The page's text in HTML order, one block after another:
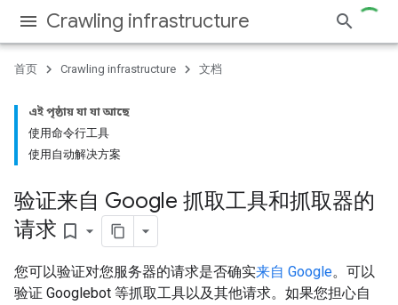
Crawling infrastructure
首页 Crawling infrastructure 文档
এই পৃষ্ঠায় যা যা আছে
使用命令行工具
使用自动解决方案
验证来自 Google 抓取工具和抓取器的
请求 bookmark_border
您可以验证对您服务器的请求是否确实来自 Google。可以
验证 Googlebot 等抓取工具以及其他请求。如果您担心自